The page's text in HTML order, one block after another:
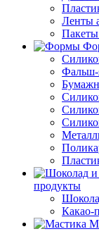
Ленты
Пакеты
Фальш-
продукты
Какао-